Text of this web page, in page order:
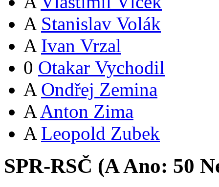
A Stanislav Volák
A Ivan Vrzal
0 Otakar Vychodil
A Ondřej Zemina
A Anton Zima
A Leopold Zubek
SPR-RSČ (AAno: 50